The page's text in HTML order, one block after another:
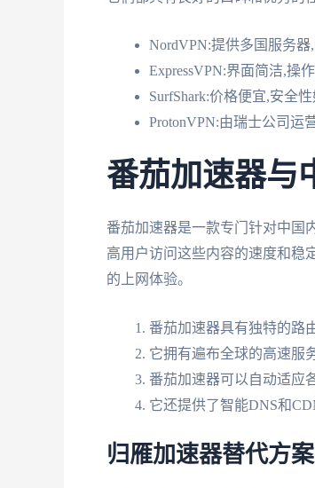
NordVPN:提供多国服务器
ExpressVPN:界面简洁,操
SurfShark:价格便宜,安全
ProtonVPN:由瑞士公司运
番茄加速器与
番茄加速器是一款专门针对中国
高用户访问这些内容的速度和稳
的上网体验。
番茄加速器具有独特的路
它拥有遍布全球的高速服
番茄加速器可以自动适应
它还提供了智能DNS和
归雁加速器替代方